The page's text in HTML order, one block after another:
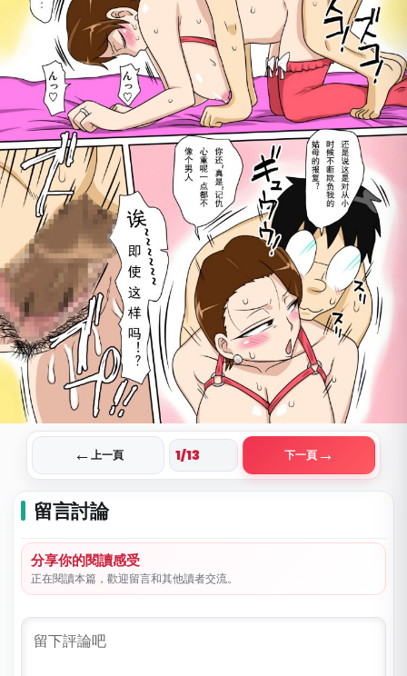
←上一頁 下一頁→
留言討論
分享你的閱讀感受
正在閱讀本篇，歡迎留言和其他讀者交流。